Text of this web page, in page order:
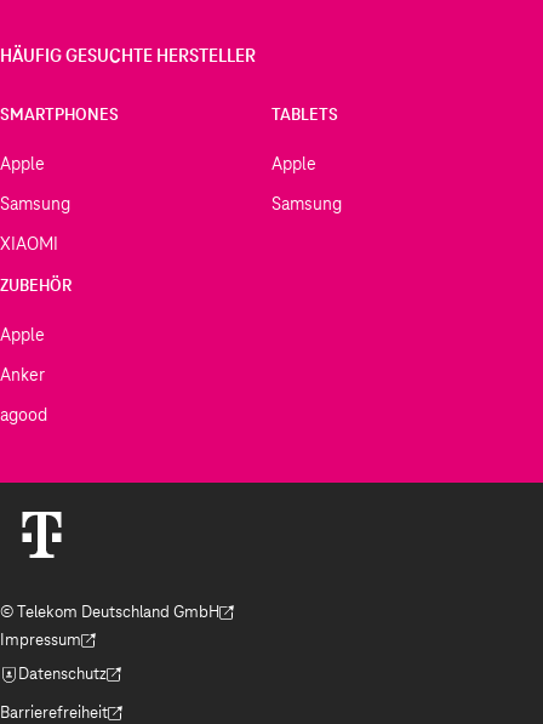
HÄUFIG GESUCHTE HERSTELLER
SMARTPHONES
Apple
Samsung
XIAOMI
TABLETS
Apple
Samsung
ZUBEHÖR
Apple
Anker
agood
© Telekom Deutschland GmbH
(Der Link wird in einem neuen Tab geöffnet)
Impressum
(Der Link wird in einem neuen Tab geöffnet)
Datenschutz
(Der Link wird in einem neuen Tab geöffnet)
Barrierefreiheit